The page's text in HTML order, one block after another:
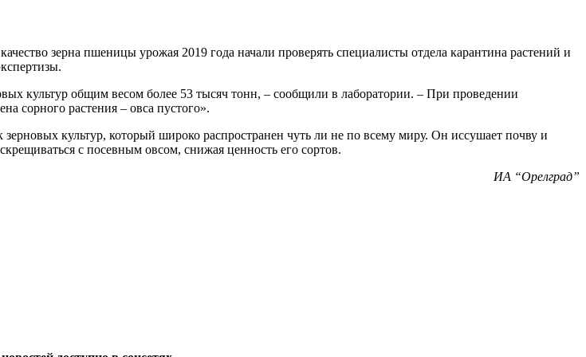
зерна пшеницы урожая 2019 года начали проверять специалисты отдела карантина растений и
культур общим весом более 53 тысяч тонн, – сообщили в лаборатории. – При проведении
сорного растения – овса пустого».
культур, который широко распространен чуть ли не по всему миру. Он иссушает почву и
с посевным овсом, снижая ценность его сортов.
ИА “Орелград”